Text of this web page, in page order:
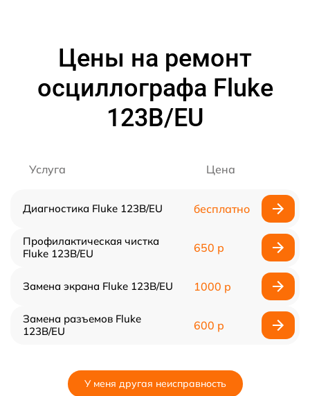
Цены на ремонт
осциллографа Fluke
123B/EU
Услуга Цена
Диагностика Fluke 123B/EU бесплатно
Профилактическая чистка
Fluke 123B/EU
650 р
Замена экрана Fluke 123B/EU 1000 р
Замена разъемов Fluke
123B/EU
600 р
У меня другая неисправность